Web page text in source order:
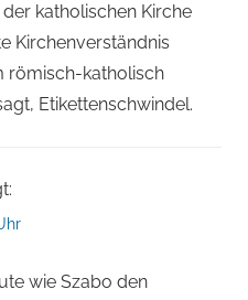
katholischen Kirche
Kirchenverständnis
römisch-katholisch
Etikettenschwindel.
wie Szabo den